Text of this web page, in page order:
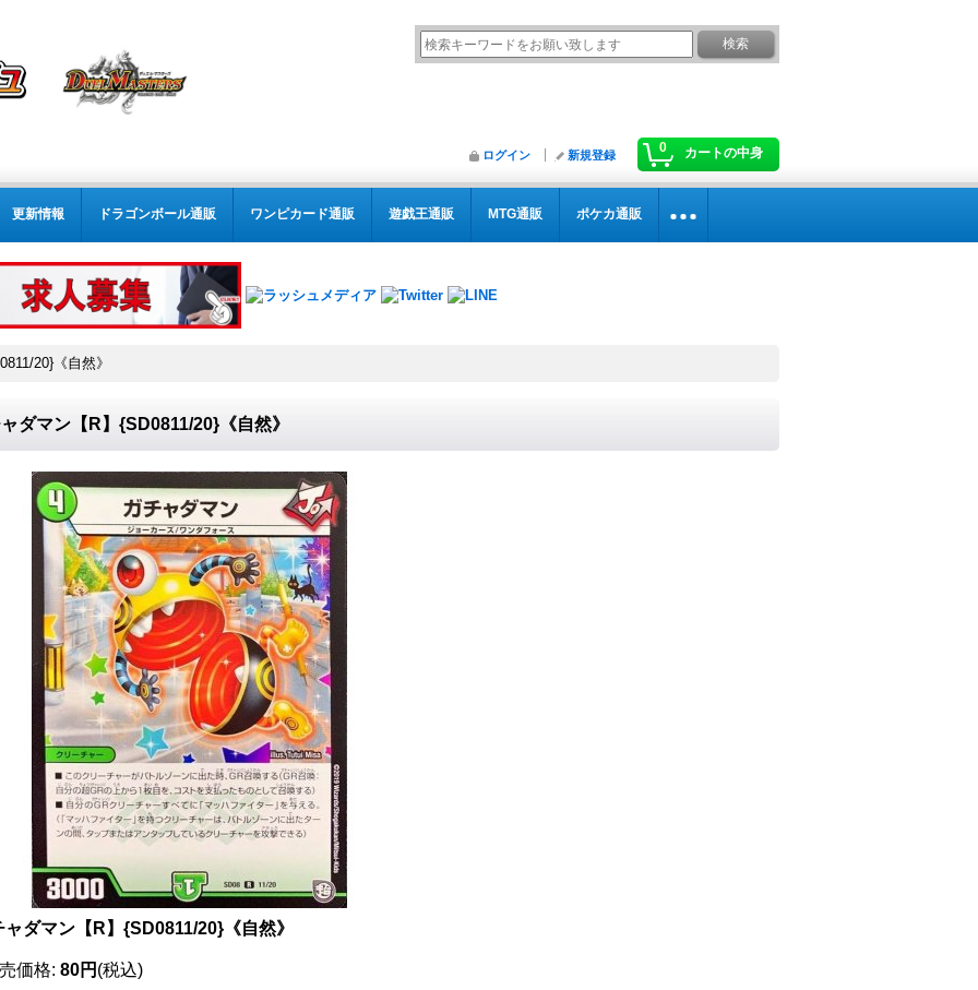
0 カートの中身
ログイン 新規登録
更新情報 ドラゴンボール通販 ワンピカード通販 遊戯王通販 MTG通販 ポケカ通販
20}《自然》
ダマン【R】{SD0811/20}《自然》
ャダマン【R】{SD0811/20}《自然》
価格: 80円 (税込)